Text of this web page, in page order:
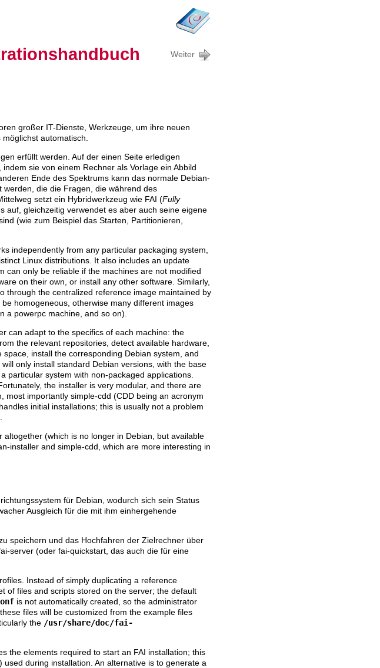
Weiter
großer IT-Dienste, Werkzeuge, um ihre neuen
automatisch.
erfüllt werden. Auf der einen Seite erledigen
sie von einem Rechner als Vorlage ein Abbild
Ende des Spektrums kann das normale Debian-
die die Fragen, die während des
setzt ein Hybridwerkzeug wie FAI (Fully
auf, gleichzeitig verwendet es aber auch seine eigene
(wie zum Beispiel das Starten, Partitionieren,
independently from any particular packaging system,
Linux distributions. It also includes an update
can only be reliable if the machines are not modified
on their own, or install any other software. Similarly,
through the centralized reference image maintained by
homogeneous, otherwise many different images
a powerpc machine, and so on).
can adapt to the specifics of each machine: the
the relevant repositories, detect available hardware,
install the corresponding Debian system, and
only install standard Debian versions, with the base
particular system with non-packaged applications.
the installer is very modular, and there are
most importantly simple-cdd (CDD being an acronym
initial installations; this is usually not a problem
(which is no longer in Debian, but available
installer and simple-cdd , which are more interesting in
für Debian, wodurch sich sein Status
Ausgleich für die mit ihm einhergehende
speichern und das Hochfahren der Zielrechner über
server (oder fai-quickstart , das auch die für eine
Instead of simply duplicating a reference
of files and scripts stored on the server; the default
is not automatically created, so the administrator
files will be customized from the example files
the /usr/share/doc/fai-
the elements required to start an FAI installation; this
during installation. An alternative is to generate a